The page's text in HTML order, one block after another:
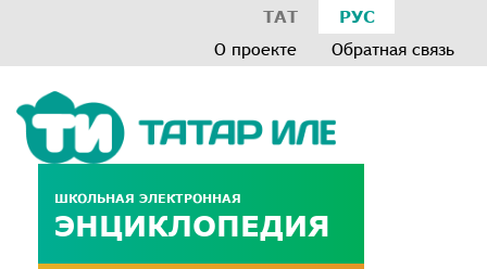
ТАТ РУС
О проекте Обратная связь
ШКОЛЬНАЯ ЭЛЕКТРОННАЯ
ЭНЦИКЛОПЕДИЯ